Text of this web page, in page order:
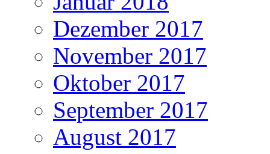
Dezember 2017
November 2017
Oktober 2017
September 2017
August 2017